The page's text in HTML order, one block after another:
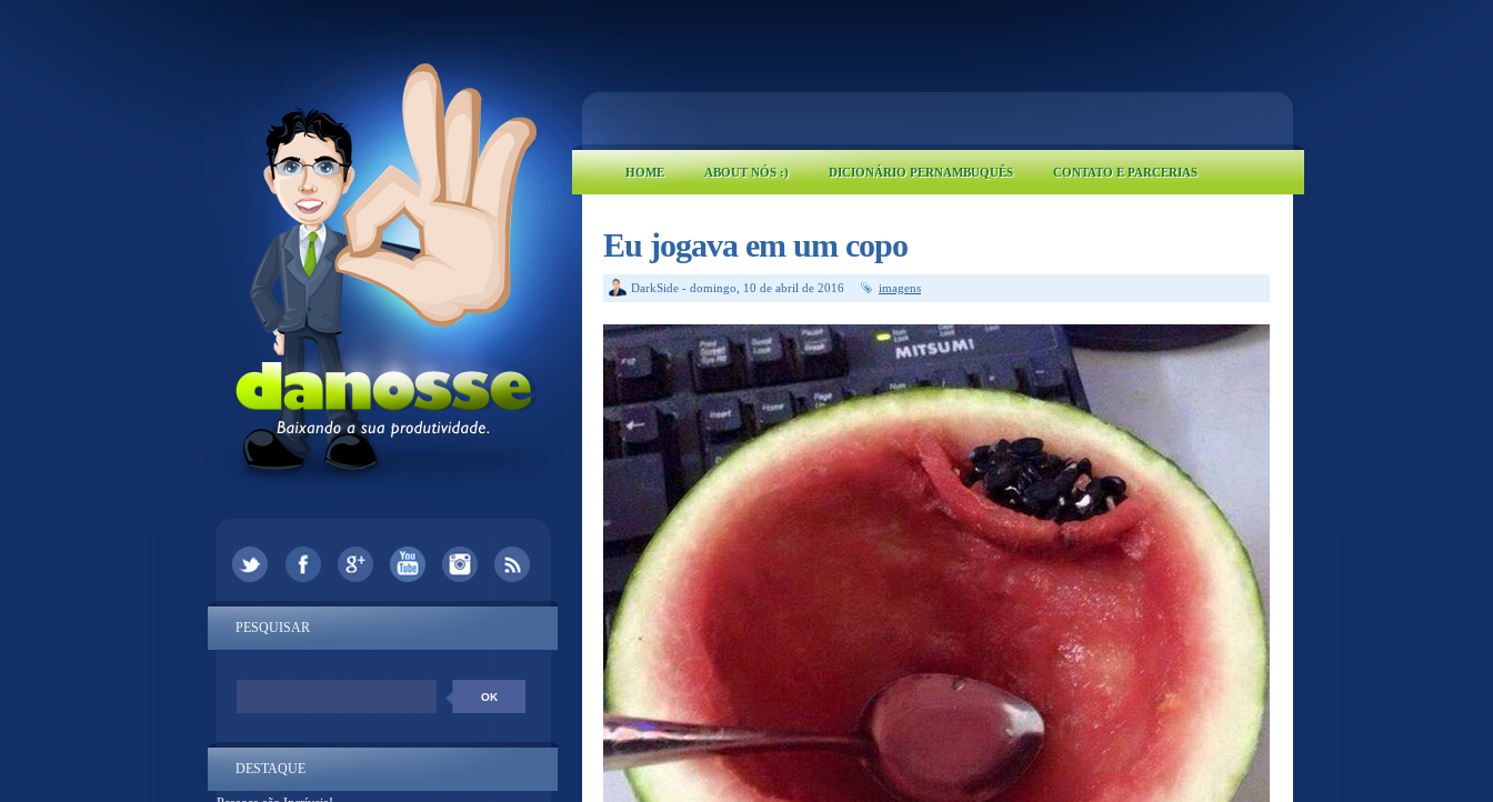
HOME ABOUT NÓS :) DICIONÁRIO PERNAMBUQUÊS CONTATO E PARCERIAS
Eu jogava em um copo
DarkSide - domingo, 10 de abril de 2016 imagens
PESQUISAR
DESTAQUE